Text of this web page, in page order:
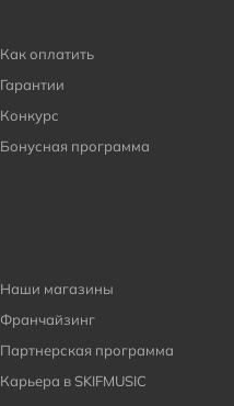
Как оплатить
Гарантии
Конкурс
Бонусная программа
Наши магазины
Франчайзинг
Партнерская программа
Карьера в SKIFMUSIC